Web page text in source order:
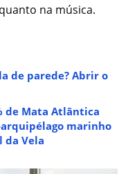
na música.
de parede? Abrir o
de Mata Atlântica
marinho
da Vela